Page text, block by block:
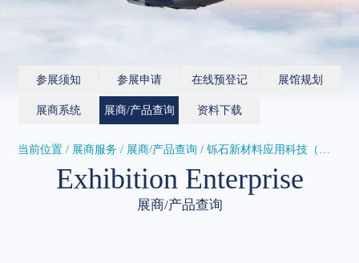
参展须知 参展申请 在线预登记 展馆规划
展商系统 展商/产品查询 资料下载
当前位置 / 展商服务 / 展商/产品查询 / 铄石新材料应用科技（苏州）有限...
Exhibition Enterprise
展商/产品查询